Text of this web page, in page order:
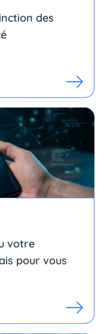
des
votre
pour vous